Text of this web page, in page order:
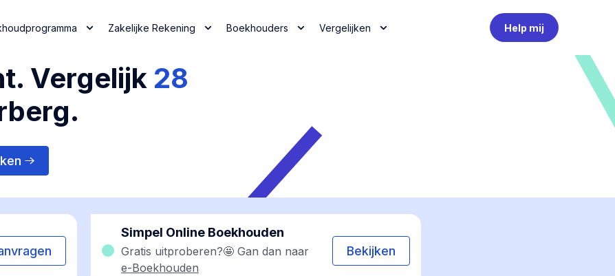
Zakelijke Rekening Boekhouders Vergelijken Help mij
Vergelijk 28
Simpel Online Boekhouden
Gratis uitproberen?🤩 Gan dan naar
e-Boekhouden
Bekijken